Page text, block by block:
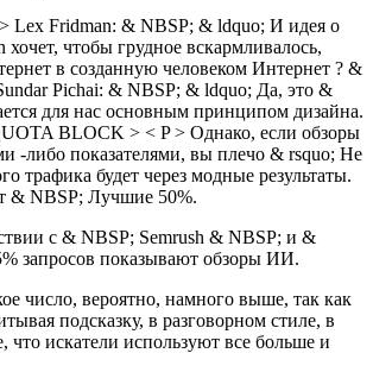
Lex Fridman: & NBSP; & ldquo; И идея о
чтобы грудное вскармливалось,
в созданную человеком Интернет ? &
Pichai: & NBSP; & ldquo; Да, это &
для нас основным принципом дизайна.
BLOCK > < P > Однако, если обзоры
-либо показателями, вы плечо & rsquo; Не
трафика будет через модные результаты.
& NBSP; Лучшие 50%.
с & NBSP; Semrush & NBSP; и &
запросов показывают обзоры ИИ.
число, вероятно, намного выше, так как
подсказку, в разговорном стиле, в
что искатели используют все больше и